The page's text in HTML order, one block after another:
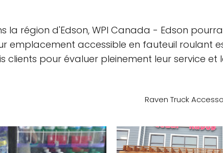
la région d'Edson, WPI Canada - Edson
emplacement accessible en fauteuil roulant
pour évaluer pleinement leur service et
Raven Truck